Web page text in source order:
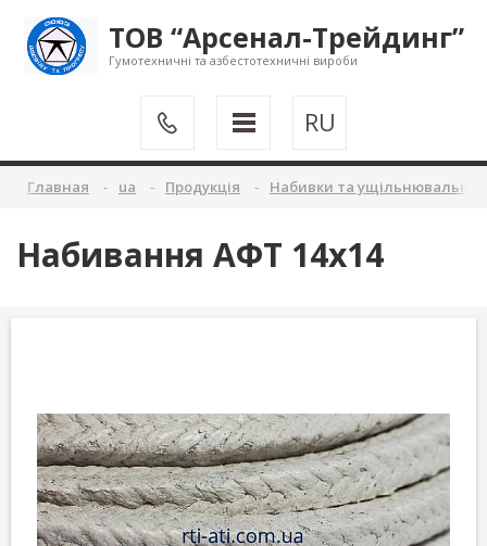
ТОВ “Арсенал-Трейдинг”
Гумотехничні та азбестотехничні вироби
RU
Главная ua Продукція Набивки та ущільнювальні
Набивання АФТ 14х14